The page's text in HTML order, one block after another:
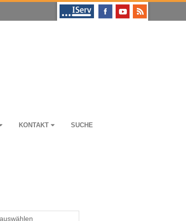
KON­TAKT SUCHE